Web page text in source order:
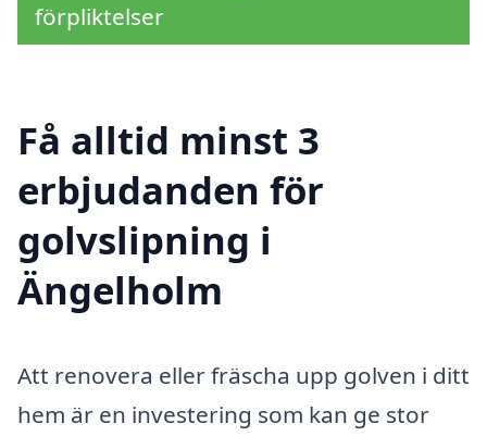
förpliktelser
Få alltid minst 3
erbjudanden för
golvslipning i
Ängelholm
Att renovera eller fräscha upp golven i ditt
hem är en investering som kan ge stor